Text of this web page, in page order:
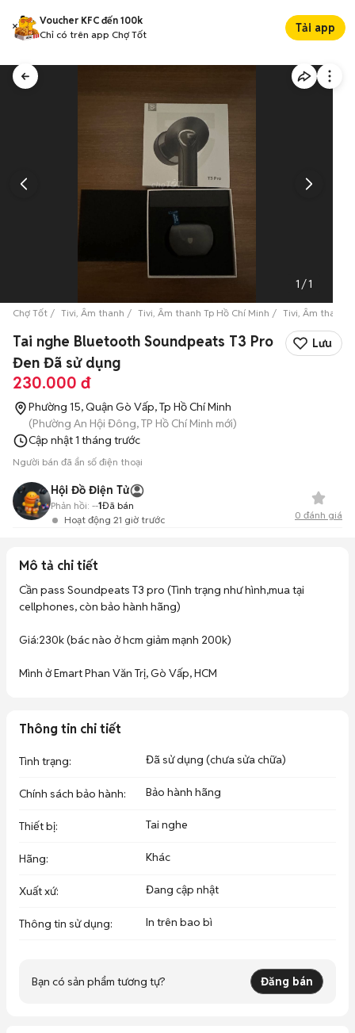
Voucher KFC đến 100k
Chỉ có trên app Chợ Tốt
Tải app
1 /1
Chợ Tốt Tivi, Âm thanh Tivi, Âm thanh Tp Hồ Chí Minh Tivi, Âm thanh
Tai nghe Bluetooth Soundpeats T3 Pro
Đen Đã sử dụng
Lưu
230.000 đ
Phường 15, Quận Gò Vấp, Tp Hồ Chí Minh
(Phường An Hội Đông, TP Hồ Chí Minh mới)
Cập nhật1 tháng trước
Người bán đã ẩn số điện thoại
Hội Đồ Điện Tử
Hoạt động 21 giờ trước
Phản hồi: --1Đã bán
0 đánh giá
Mô tả chi tiết
Cần pass Soundpeats T3 pro (Tình trạng như hình,mua tại
cellphones, còn bảo hành hãng)
Giá:230k (bác nào ở hcm giảm mạnh 200k)
Mình ở Emart Phan Văn Trị, Gò Vấp, HCM
Thông tin chi tiết
Tình trạng: Đã sử dụng (chưa sửa chữa)
Chính sách bảo hành: Bảo hành hãng
Thiết bị: Tai nghe
Hãng: Khác
Xuất xứ: Đang cập nhật
Thông tin sử dụng: In trên bao bì
Bạn có sản phẩm tương tự? Đăng bán